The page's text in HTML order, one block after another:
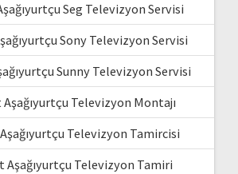
Seg Televizyon Servisi
Sony Televizyon Servisi
Sunny Televizyon Servisi
Televizyon Montajı
Televizyon Tamircisi
Aşağıyurtçu Televizyon Tamiri